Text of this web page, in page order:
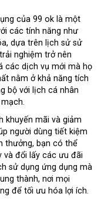
của 99 ok là một
các tính năng như
dựa trên lịch sử sử
nghiệm trở nên
các dịch vụ mới mà họ
nằm ở khả năng tích
bộ với lịch cá nhân
khuyến mãi và giảm
người dùng tiết kiệm
thưởng, bạn có thể
và đổi lấy các ưu đãi
sử dụng ứng dụng mà
thành, nơi mọi
để tối ưu hóa lợi ích.